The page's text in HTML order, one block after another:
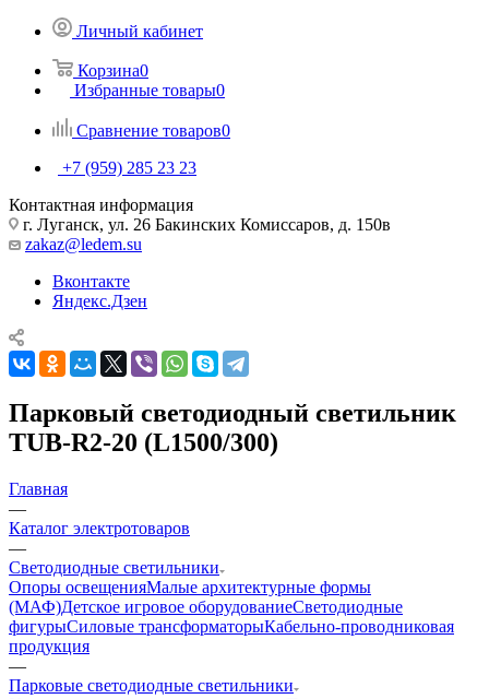
Личный кабинет
Корзина0
Избранные товары0
Сравнение товаров0
+7 (959) 285 23 23
Контактная информация
г. Луганск, ул. 26 Бакинских Комиссаров, д. 150в
zakaz@ledem.su
Вконтакте
Яндекс.Дзен
Парковый светодиодный светильник
TUB-R2-20 (L1500/300)
Главная
—
Каталог электротоваров
—
Светодиодные светильники
Опоры освещенияМалые архитектурные формы
(МАФ)Детское игровое оборудованиеСветодиодные
фигурыСиловые трансформаторыКабельно-проводниковая
продукция
—
Парковые светодиодные светильники